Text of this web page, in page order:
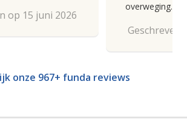
op 15 juni 2026
overweging.
Geschreven
onze 967+ funda reviews